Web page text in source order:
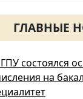
ГЛАВНЫЕ
состоялся
на